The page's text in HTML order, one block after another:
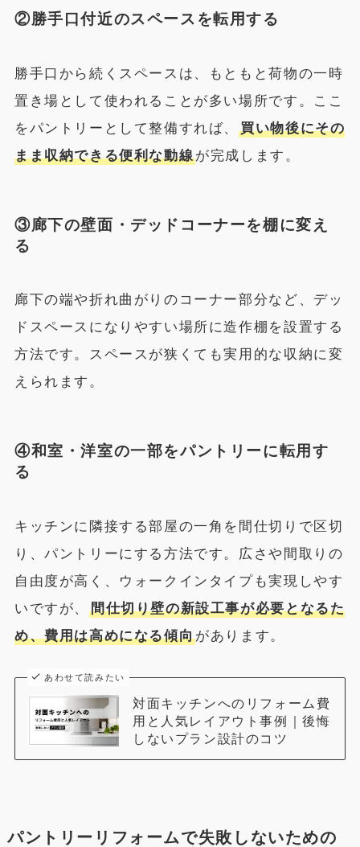
②勝手口付近のスペースを転用する
勝手口から続くスペースは、もともと荷物の一時
置き場として使われることが多い場所です。ここ
をパントリーとして整備すれば、買い物後にその
まま収納できる便利な動線が完成します。
③廊下の壁面・デッドコーナーを棚に変え
る
廊下の端や折れ曲がりのコーナー部分など、デッ
ドスペースになりやすい場所に造作棚を設置する
方法です。スペースが狭くても実用的な収納に変
えられます。
④和室・洋室の一部をパントリーに転用す
る
キッチンに隣接する部屋の一角を間仕切りで区切
り、パントリーにする方法です。広さや間取りの
自由度が高く、ウォークインタイプも実現しやす
いですが、
間仕切り壁の新設工事が必要となるた
め、費用は高めになる傾向があります。
あわせて読みたい
対面キッチンへのリフォーム費
用と人気レイアウト事例｜後悔
しないプラン設計のコツ
パントリーリフォームで失敗しないための